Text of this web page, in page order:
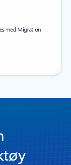
med Migration